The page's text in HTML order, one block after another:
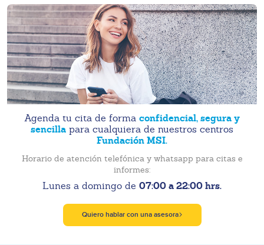
Agenda tu cita de forma confidencial, segura y
sencilla para cualquiera de nuestros centros
Fundación MSI.
Horario de atención telefónica y whatsapp para citas e
informes:
Lunes a domingo de 07:00 a 22:00 hrs.
Quiero hablar con una asesora